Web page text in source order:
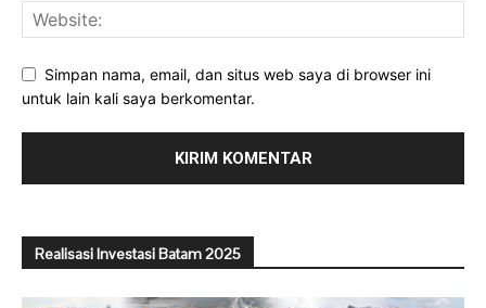
Simpan nama, email, dan situs web saya di browser ini
untuk lain kali saya berkomentar.
Realisasi Investasi Batam 2025